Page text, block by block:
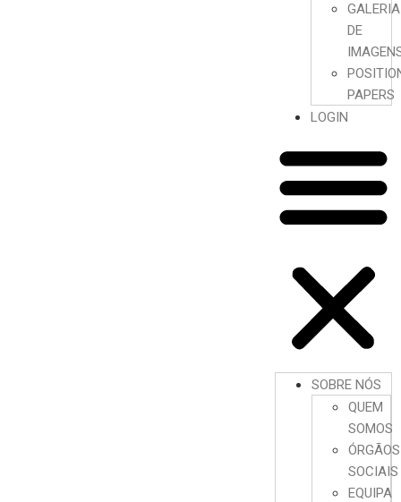
GALERIA
DE
PAPERS
LOGIN
SOBRE NÓS
QUEM
SOMOS
ÓRGÃOS
SOCIAIS
EQUIPA